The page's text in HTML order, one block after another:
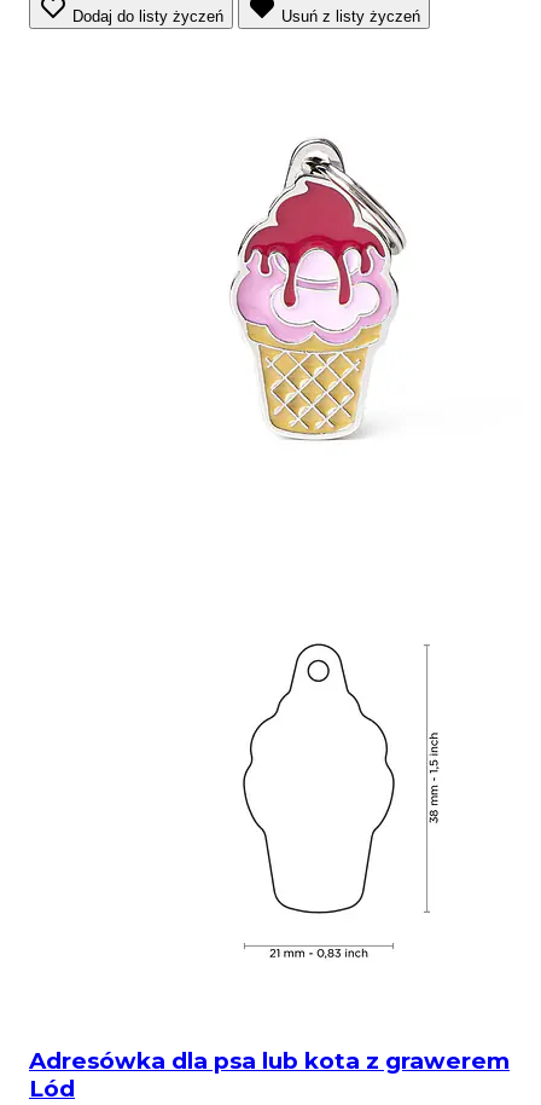
Dodaj do listy życzeń Usuń z listy życzeń
Adresówka dla psa lub kota z grawerem
Lód